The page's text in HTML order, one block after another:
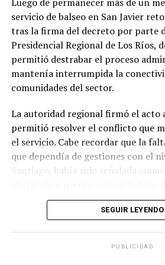
campaña en defensa del río San
Post Views: 33
servicio de balseo en San Javier
tras la firma del decreto por parte
Presidencial Regional de Los Ríos,
permitió destrabar el proceso
mantenía interrumpida la
comunidades del sector.
La autoridad regional firmó el acto
permitió resolver el conflicto que
el servicio. Cabe recordar que la
que dependía de gestiones con el
Santiago, había sido señalada
rigurosidad de las revisiones
contexto del próximo traspaso de
SEGUIR LEYENDO
PUBLICIDAD